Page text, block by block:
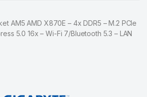
AM5 AMD X870E – 4x DDR5 – M.2 PCIe
5.0 16x – Wi-Fi 7/Bluetooth 5.3 – LAN